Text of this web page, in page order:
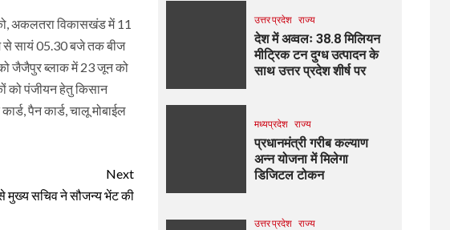
अकलतरा विकासखंड में 11
से सायं 05.30 बजे तक बीज
जैजैपुर ब्लाक में 23 जून को
को पंजीयन हेतु किसान
पैन कार्ड, चालू मोबाईल
Next
मुख्य सचिव ने सौजन्य भेंट की
उत्तर प्रदेश राज्य
देश में अव्वलः 38.8 मिलियन
मीट्रिक टन दुग्ध उत्पादन के
साथ उत्तर प्रदेश शीर्ष पर
मध्यप्रदेश राज्य
प्रधानमंत्री गरीब कल्याण
अन्न योजना में मिलेगा
डिजिटल टोकन
उत्तर प्रदेश राज्य